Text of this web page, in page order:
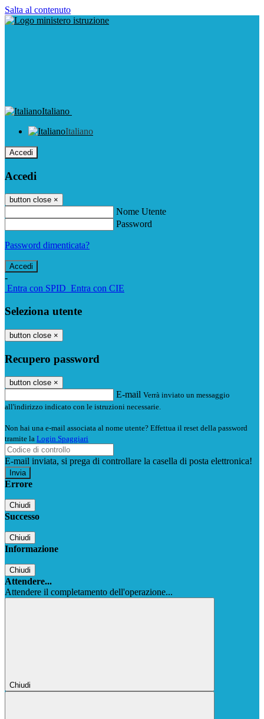
Salta al contenuto
Italiano
Italiano
Accedi
Accedi
button close ×
Nome Utente
Password
Password dimenticata?
-
Entra con SPID Entra con CIE
Seleziona utente
button close ×
Recupero password
button close ×
E-mail Verrà inviato un messaggio
all'indirizzo indicato con le istruzioni necessarie.
Non hai una e-mail associata al nome utente? Effettua il reset della password
tramite la Login Spaggiari
E-mail inviata, si prega di controllare la casella di posta elettronica!
Errore
Chiudi
Successo
Chiudi
Informazione
Chiudi
Attendere...
Attendere il completamento dell'operazione...
Chiudi